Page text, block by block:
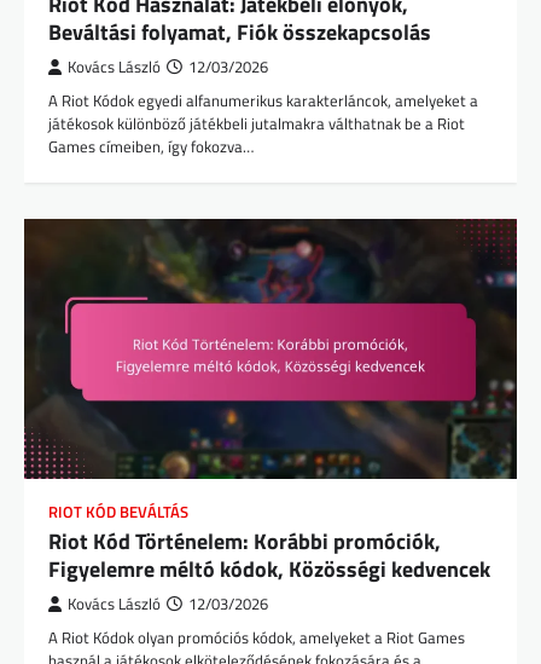
Beváltási folyamat, Fiók összekapcsolás
Kovács László 12/03/2026
A Riot Kódok egyedi alfanumerikus karakterláncok, amelyeket a
játékosok különböző játékbeli jutalmakra válthatnak be a Riot
Games címeiben, így fokozva…
RIOT KÓD BEVÁLTÁS
Riot Kód Történelem: Korábbi promóciók,
Figyelemre méltó kódok, Közösségi kedvencek
Kovács László 12/03/2026
A Riot Kódok olyan promóciós kódok, amelyeket a Riot Games